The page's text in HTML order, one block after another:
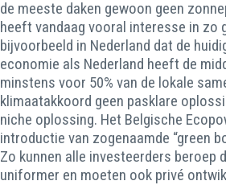
de meeste daken gewoon geen
heeft vandaag vooral interesse in zo
bijvoorbeeld in Nederland dat de
economie als Nederland heeft de
minstens voor 50% van de lokale
klimaatakkoord geen pasklare
niche oplossing. Het Belgische
introductie van zogenaamde “green
Zo kunnen alle investeerders
uniformer en moeten ook privé